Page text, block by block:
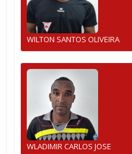
WILTON SANTOS OLIVEIRA
WLADIMIR CARLOS JOSE